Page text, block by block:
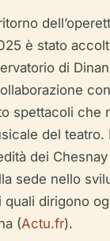
è stato
di Dinan
spettacoli che
del teatro.
dei
sede nello
dirigono
(Actu.fr).